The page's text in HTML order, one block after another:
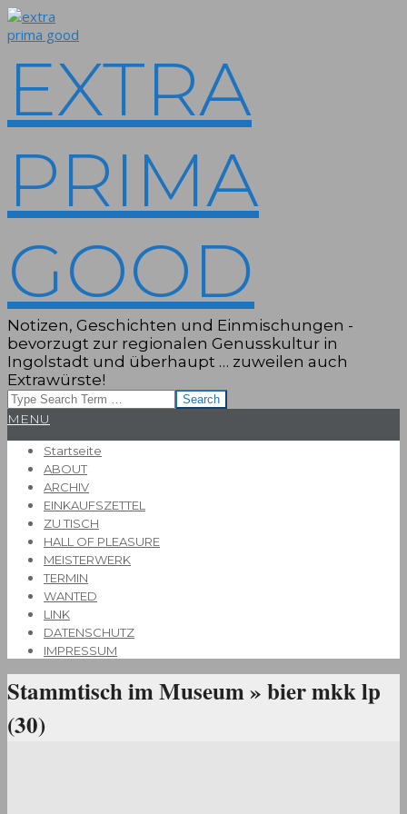
Skip
to
EXTRA
PRIMA
GOOD
Notizen, Geschichten und Einmischungen -
bevorzugt zur regionalen Genusskultur in
Ingolstadt und überhaupt … zuweilen auch
Extrawürste!
Search
Primary
Menu
MENU
Startseite
ABOUT
ARCHIV
EINKAUFSZETTEL
ZU TISCH
HALL OF PLEASURE
MEISTERWERK
TERMIN
WANTED
LINK
DATENSCHUTZ
IMPRESSUM
Stammtisch im Museum »bier mkk lp
(30)